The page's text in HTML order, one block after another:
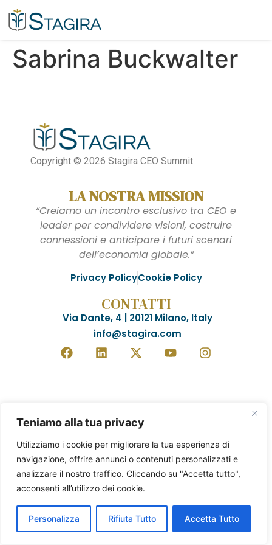
Teniamo alla tua privacy
Utilizziamo i cookie per migliorare la tua esperienza di
navigazione, offrire annunci o contenuti personalizzati e
analizzare il nostro traffico. Cliccando su "Accetta tutto",
acconsenti all’utilizzo dei cookie.
Personalizza Rifiuta Tutto Accetta Tutto
Sabrina Buckwalter​
Copyright © 2026 Stagira CEO Summit
LA NOSTRA MISSION
“Creiamo un incontro esclusivo tra CEO e
leader per condividere visioni, costruire
connessioni e anticipare i futuri scenari
dell’economia globale.”
Privacy PolicyCookie Policy
CONTATTI
Via Dante, 4 | 20121 Milano, Italy
info@stagira.com